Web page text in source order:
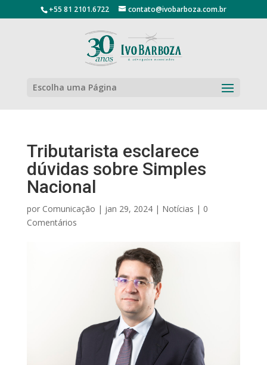
+55 81 2101.6722 contato@ivobarboza.com.br
Escolha uma Página
Tributarista esclarece
dúvidas sobre Simples
Nacional
por Comunicação | jan 29, 2024| Notícias | 0
Comentários